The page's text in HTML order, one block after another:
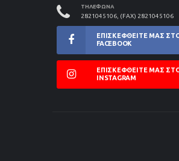
ΤΗΛΈΦΩΝΑ
2821045106, (FAX) 2821045106
ΕΠΙΣΚΕΦΘΕΊΤΕ ΜΑΣ
FACEBOOK
ΕΠΙΣΚΕΦΘΕΊΤΕ ΜΑΣ
INSTAGRAM